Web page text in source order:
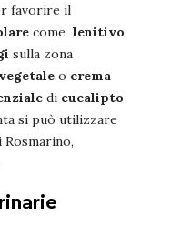
favorire il
come lenitivo
sulla zona
o crema
di eucalipto
si può utilizzare
Rosmarino,